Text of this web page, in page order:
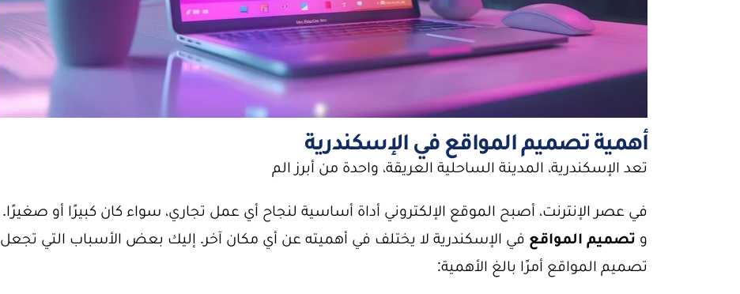
أهمية تصميم المواقع في الإسكندرية
تعد الإسكندرية، المدينة الساحلية العريقة، واحدة من أبرز الم
في عصر الإنترنت، أصبح الموقع الإلكتروني أداة أساسية لنجاح أي عمل تجاري، سواء كان كبيرًا أو صغيرًا.
و تصميم المواقع في الإسكندرية لا يختلف في أهميته عن أي مكان آخر. إليك بعض الأسباب التي تجعل
تصميم المواقع أمرًا بالغ الأهمية: